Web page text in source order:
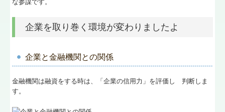
な参謀です。
企業を取り巻く環境が変わりましたよ
企業と金融機関との関係
金融機関は融資をする時は、「企業の信用力」を評価し 判断しま
す。